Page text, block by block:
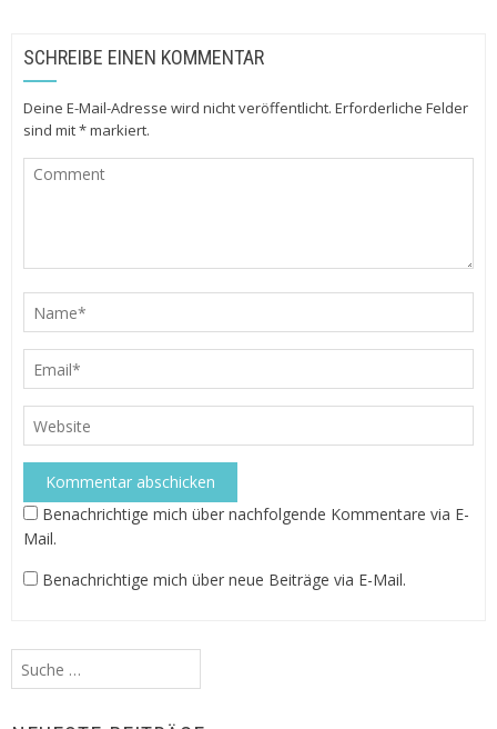
SCHREIBE EINEN KOMMENTAR
Deine E-Mail-Adresse wird nicht veröffentlicht. Erforderliche Felder
sind mit*markiert.
Benachrichtige mich über nachfolgende Kommentare via E-
Mail.
Benachrichtige mich über neue Beiträge via E-Mail.
Suche
nach: